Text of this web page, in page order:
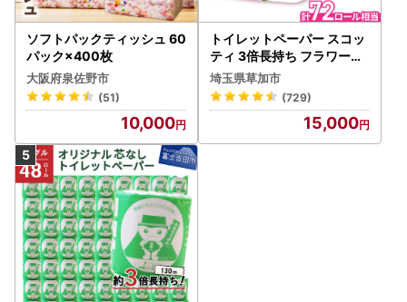
ソフトパックティッシュ 60
パック×400枚
大阪府泉佐野市
(51)
10,000
トイレットペーパー スコッ
ティ 3倍長持ち フラワーパ
ック 4ロール×6P
埼玉県草加市
(729)
15,000